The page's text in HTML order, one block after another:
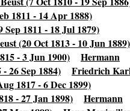
1811 - 14 Apr 1888)
1811 - 18 Jul 1879)
(20 Oct 1813 - 10 Jun 1889)
- 3 Jun 1900)
Hermann
26 Sep 1884)
Friedrich
1817 - 6 Dec 1899)
- 27 Jan 1898)
Hermann